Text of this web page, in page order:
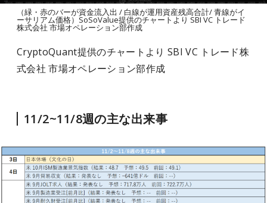
（緑・赤のバーが資金流入出 / 白線が運用資産残高合計/ 青線がイ
ーサリアム価格）SoSoValue提供のチャートより SBI VC トレード
株式会社 市場オペレーション部作成
CryptoQuant提供のチャートより SBI VC トレード株
式会社 市場オペレーション部作成
11/2~11/8週の主な出来事